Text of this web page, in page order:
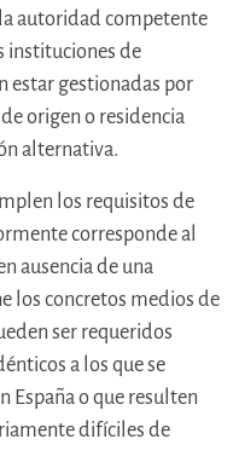
autoridad competente
instituciones de
estar gestionadas por
origen o residencia
alternativa.
los requisitos de
corresponde al
ausencia de una
los concretos medios de
ser requeridos
a los que se
España o que resulten
difíciles de